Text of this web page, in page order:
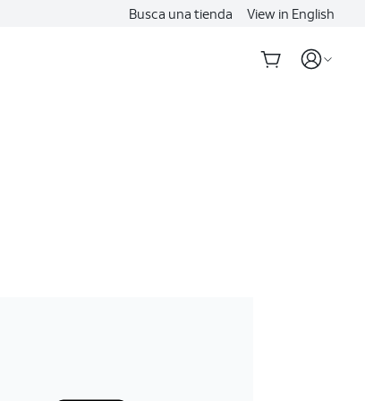
Busca una tienda View in English